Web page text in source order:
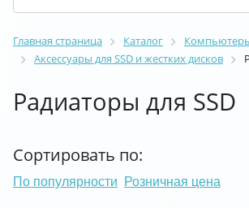
Главная страница Каталог
Аксессуары для SSD и жестких дисков
Радиаторы для SSD
Сортировать по:
По популярности Розничная цена